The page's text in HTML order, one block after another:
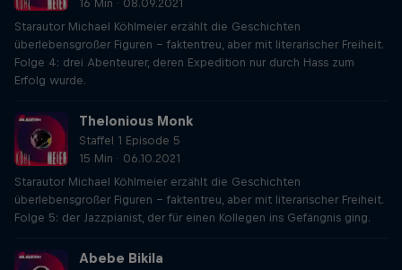
16 Min · 08.09.2021
Starautor Michael Köhlmeier erzählt die Geschichten
überlebensgroßer Figuren – faktentreu, aber mit literarischer Freiheit.
Folge 4: drei Abenteurer, deren Expedition nur durch Hass zum
Erfolg wurde.
Thelonious Monk
Staffel 1 Episode 5
15 Min · 06.10.2021
Starautor Michael Köhlmeier erzählt die Geschichten
überlebensgroßer Figuren – faktentreu, aber mit literarischer Freiheit.
Folge 5: der Jazzpianist, der für einen Kollegen ins Gefängnis ging.
Abebe Bikila